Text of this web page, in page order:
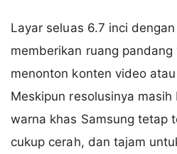
Layar seluas 6.7 inci
memberikan ruang
menonton konten video
Meskipun resolusinya masih
warna khas Samsung tetap
cukup cerah, dan tajam